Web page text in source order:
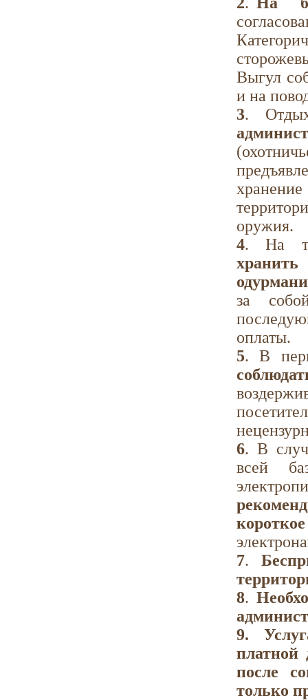
Выгул
и на
3.
оружия.
4. На
за
оплаты.
5. В
6. В
всей
7.
8.
9.
платной
после
только